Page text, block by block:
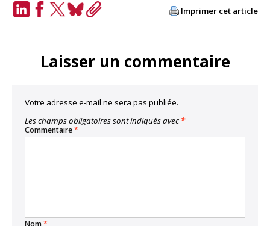
Imprimer cet article
Laisser un commentaire
Votre adresse e-mail ne sera pas publiée.
Les champs obligatoires sont indiqués avec *
Commentaire*
Nom*